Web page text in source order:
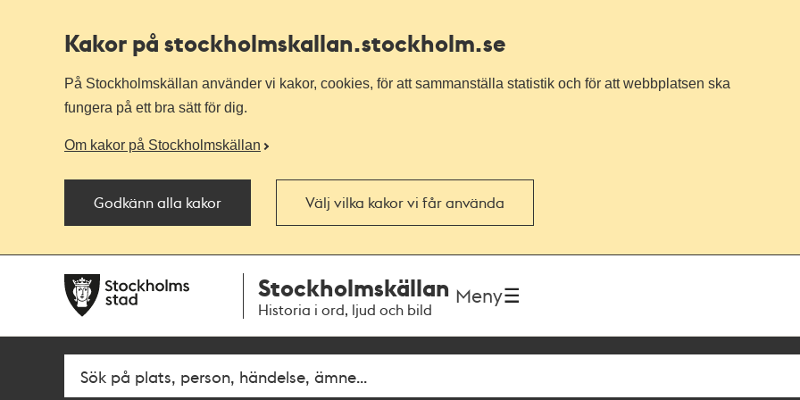
Kakor på stockholmskallan.stockholm.se
På Stockholmskällan använder vi kakor, cookies, för att sammanställa statistik och för att webbplatsen ska
fungera på ett bra sätt för dig.
Om kakor på Stockholmskällan
Godkänn alla kakor Välj vilka kakor vi får använda
navigationen
huvudinnehållet
Stockholmskällan
Historia i ord, ljud och bild
Meny
SökFritextsök